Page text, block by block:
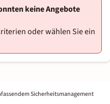
keine Angebote
oder wählen Sie ein
Sicherheitsmanagement